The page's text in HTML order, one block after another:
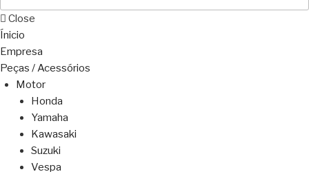
Close
Ínicio
Empresa
Peças / Acessórios
Motor
Honda
Yamaha
Kawasaki
Suzuki
Vespa